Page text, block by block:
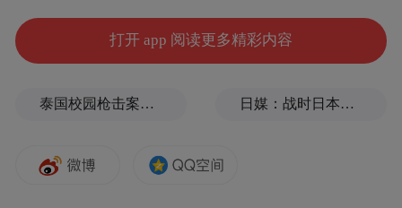
打开 app 阅读更多精彩内容
泰国校园枪击案致9死，枪手父亲道歉 日媒：战时日本多所大学进行输血人体实验，向患者注射动物血